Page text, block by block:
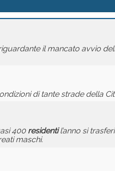
il mancato avvio
di tante strade della
400 residentil’anno si
maschi.